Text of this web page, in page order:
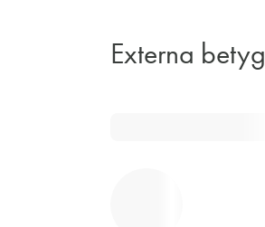
Externa betyg